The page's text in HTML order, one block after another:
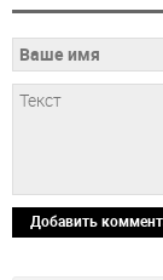
Добавить